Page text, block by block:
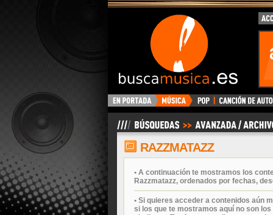
BuscaMusica.es
RAZZMATAZZ
• A continuación te mostramos los
Razzmatazz, ordenados por fechas,
• Si quieres acceder a contenidos aún
si los que te mostramos aquí no son